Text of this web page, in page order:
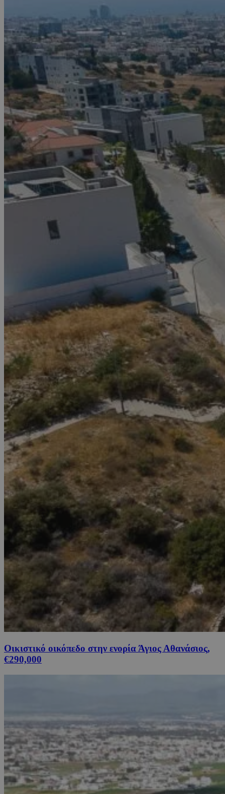
Οικιστικό οικόπεδο στην ενορία Άγιος Αθανάσιος,
€290,000